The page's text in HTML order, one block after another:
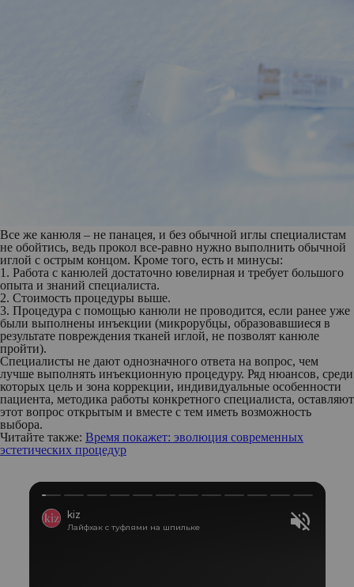
Все же канюля – не панацея, и без обычной иглы специалистам
не обойтись, ведь прокол все-равно нужно выполнить обычной
иглой с острым концом. Кроме того, есть и минусы:
1. Работа с канюлей достаточно ювелирная и требует большого
опыта и знаний специалиста.
2. Стоимость процедуры выше.
3. Процедура с помощью канюли не проводится, если ранее уже
были выполнены инъекции (микрорубцы, образовавшиеся в
результате повреждения тканей иглой, не позволят канюле
пройти).
Специалисты не дают однозначного ответа на вопрос, чем
лучше выполнять инъекционную процедуру. Ряд нюансов, среди
которых цель и зона коррекции, индивидуальные особенности
пациента, методика работы конкретного специалиста, оставляют
этот вопрос открытым и вместе с тем иметь возможность
выбора.
Читайте также: Время покажет: эволюция современных
эстетических процедур